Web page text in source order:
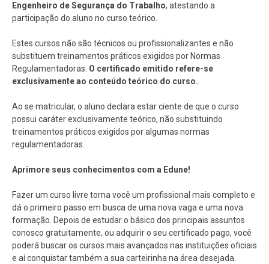
Engenheiro de Segurança do Trabalho, atestando a
participação do aluno no curso teórico.
Estes cursos não são técnicos ou profissionalizantes e não
substituem treinamentos práticos exigidos por Normas
Regulamentadoras. O certificado emitido refere-se
exclusivamente ao conteúdo teórico do curso.
Ao se matricular, o aluno declara estar ciente de que o curso
possui caráter exclusivamente teórico, não substituindo
treinamentos práticos exigidos por algumas normas
regulamentadoras.
Aprimore seus conhecimentos com a Edune!
Fazer um curso livre torna você um profissional mais completo e
dá o primeiro passo em busca de uma nova vaga e uma nova
formação. Depois de estudar o básico dos principais assuntos
conosco gratuitamente, ou adquirir o seu certificado pago, você
poderá buscar os cursos mais avançados nas instituições oficiais
e aí conquistar também a sua carteirinha na área desejada.